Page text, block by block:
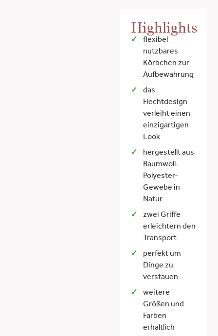
Highlights
flexibel
nutzbares
Körbchen zur
Aufbewahrung
das
Flechtdesign
verleiht einen
einzigartigen
Look
hergestellt aus
Baumwoll-
Polyester-
Gewebe in
Natur
zwei Griffe
erleichtern den
Transport
perfekt um
Dinge zu
verstauen
weitere
Größen und
Farben
erhältlich